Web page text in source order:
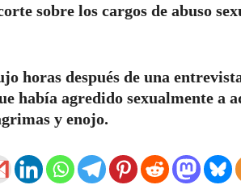
sobre los cargos de abuso
horas después de una
había agredido sexualmente a
y enojo.